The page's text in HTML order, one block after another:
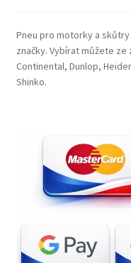
Pneu pro motorky a
značky. Vybírat můžete
Continental, Dunlop,
Shinko.